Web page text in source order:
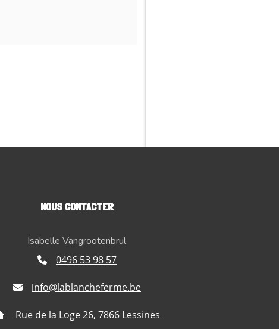
NOUS CONTACTER
Isabelle Vangrootenbrul
0496 53 98 57
info@lablancheferme.be
Rue de la Loge 26, 7866 Lessines